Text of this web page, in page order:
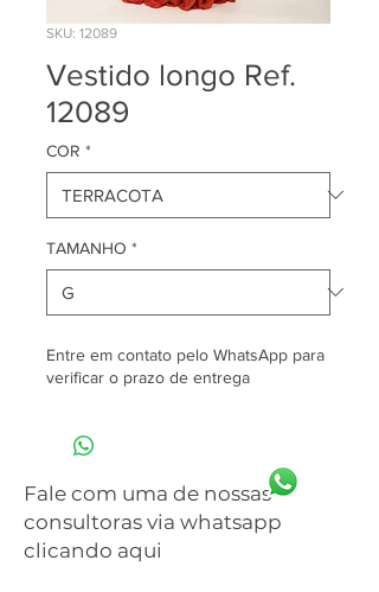
SKU: 12089
Vestido longo Ref.
12089
COR *
TAMANHO *
Entre em contato pelo WhatsApp para
verificar o prazo de entrega
Fale com uma de nossas
consultoras via whatsapp
clicando aqui